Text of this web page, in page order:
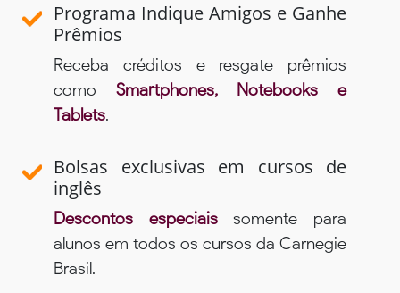
Programa Indique Amigos e Ganhe
Prêmios
Receba créditos e resgate prêmios
como Smartphones, Notebooks e
Tablets.
Bolsas exclusivas em cursos de
inglês
Descontos especiaissomente para
alunos em todos os cursos da Carnegie
Brasil.